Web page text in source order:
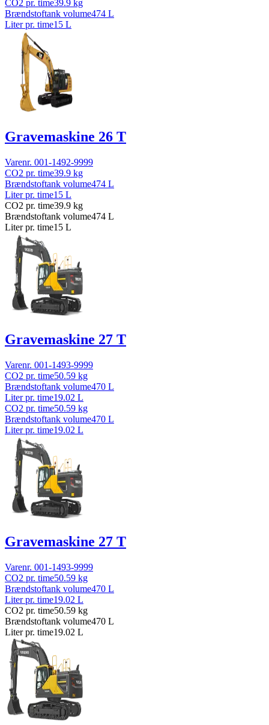
CO2 pr. time39.9 kg
Brændstoftank volume474 L
Liter pr. time15 L
Gravemaskine 26 T
Varenr. 001-1492-9999
CO2 pr. time39.9 kg
Brændstoftank volume474 L
Liter pr. time15 L
CO2 pr. time39.9 kg
Brændstoftank volume474 L
Liter pr. time15 L
Gravemaskine 27 T
Varenr. 001-1493-9999
CO2 pr. time50.59 kg
Brændstoftank volume470 L
Liter pr. time19.02 L
CO2 pr. time50.59 kg
Brændstoftank volume470 L
Liter pr. time19.02 L
Gravemaskine 27 T
Varenr. 001-1493-9999
CO2 pr. time50.59 kg
Brændstoftank volume470 L
Liter pr. time19.02 L
CO2 pr. time50.59 kg
Brændstoftank volume470 L
Liter pr. time19.02 L